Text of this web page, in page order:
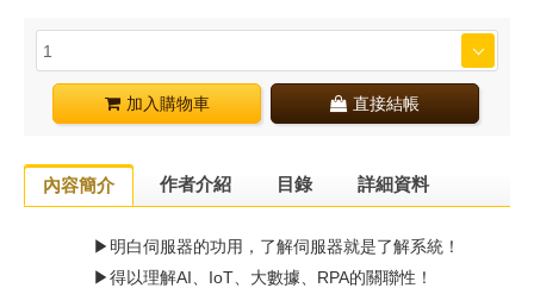
加入購物車 直接結帳
內容簡介 作者介紹 目錄 詳細資料
▶明白伺服器的功用，了解伺服器就是了解系統！
▶得以理解AI、IoT、大數據、RPA的關聯性！